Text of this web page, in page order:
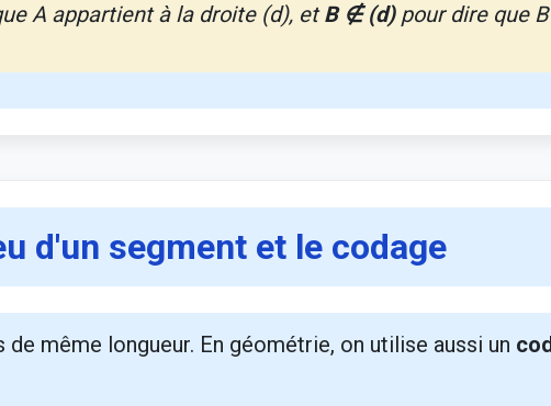
A appartient à la droite (d), etB ∉ (d)pour dire que B
d'un segment et le codage
même longueur. En géométrie, on utilise aussi un